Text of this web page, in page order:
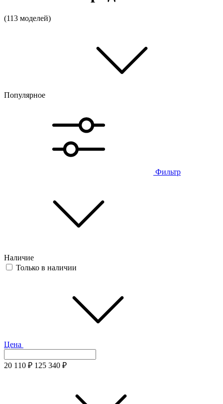
(113 моделей)
Популярное
Фильтр
Наличие
Только в наличии
Цена
20 110 ₽ 125 340 ₽